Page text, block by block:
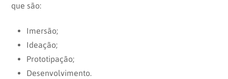
que são:
Imersão;
Ideação;
Prototipação;
Desenvolvimento.